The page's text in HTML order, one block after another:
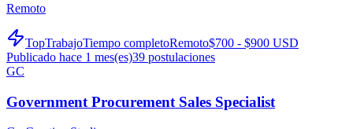
Remoto
TopTrabajoTiempo completoRemoto$700 - $900 USD
Publicado hace 1 mes(es)39 postulaciones
GC
Government Procurement Sales Specialist